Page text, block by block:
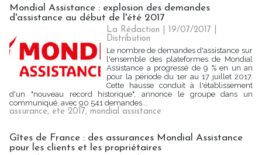
Mondial Assistance : explosion des demandes
d'assistance au début de l'été 2017
La Rédaction | 19/07/2017
Distribution
Le nombre de demandes d'assistance sur
l'ensemble des plateformes de Mondial
Assistance a progressé de 9 % en un an
pour la période du 1er au 17 juillet 2017.
Cette hausse conduit à l'établissement
d'un "nouveau record historique", annonce le groupe dans un
communiqué, avec 90 541 demandes...
assurance, ete 2017, mondial assistance
Gîtes de France : des assurances Mondial Assistance
pour les clients et les propriétaires